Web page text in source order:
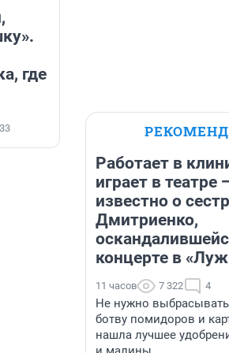
где
33
Работает в
играет в театре
известно о
Дмитриенко,
концерте в
11 часов 7 322 4
Не нужно
ботву помидоров и
нашла лучшее